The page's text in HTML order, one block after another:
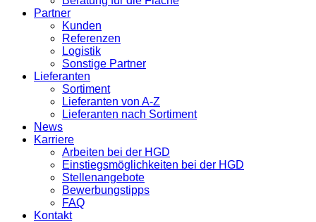
Partner
Kunden
Referenzen
Logistik
Sonstige Partner
Lieferanten
Sortiment
Lieferanten von A-Z
Lieferanten nach Sortiment
News
Karriere
Arbeiten bei der HGD
Einstiegsmöglichkeiten bei der HGD
Stellenangebote
Bewerbungstipps
FAQ
Kontakt